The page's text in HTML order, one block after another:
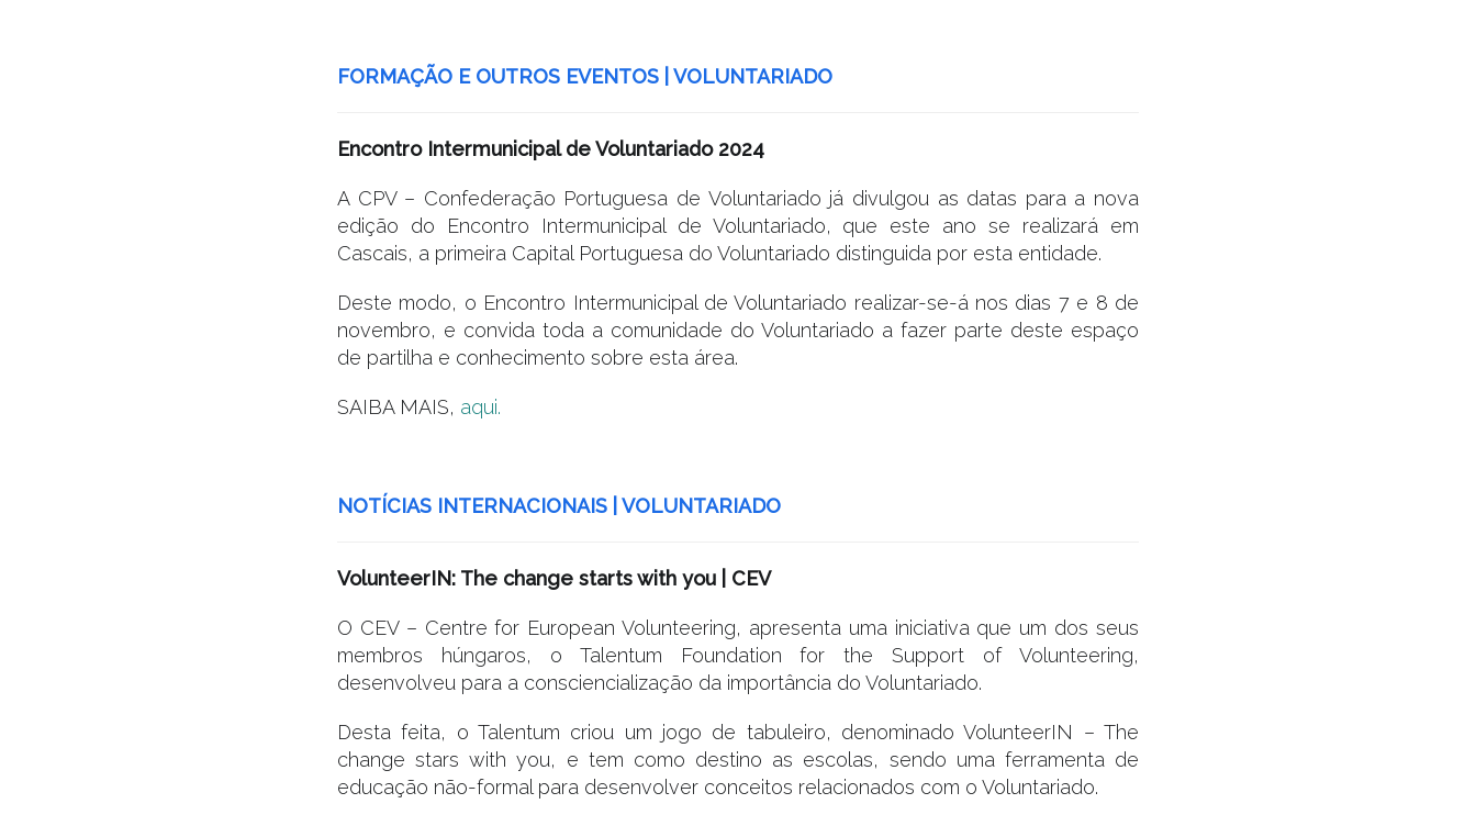
FORMAÇÃO E OUTROS EVENTOS | VOLUNTARIADO
Encontro Intermunicipal de Voluntariado 2024
A CPV – Confederação Portuguesa de Voluntariado já divulgou as datas para a nova
edição do Encontro Intermunicipal de Voluntariado, que este ano se realizará em
Cascais, a primeira Capital Portuguesa do Voluntariado distinguida por esta entidade.
Deste modo, o Encontro Intermunicipal de Voluntariado realizar-se-á nos dias 7 e 8 de
novembro, e convida toda a comunidade do Voluntariado a fazer parte deste espaço
de partilha e conhecimento sobre esta área.
SAIBA MAIS, aqui.
NOTÍCIAS INTERNACIONAIS | VOLUNTARIADO
VolunteerIN: The change starts with you | CEV
O CEV – Centre for European Volunteering, apresenta uma iniciativa que um dos seus
membros húngaros, o Talentum Foundation for the Support of Volunteering,
desenvolveu para a consciencialização da importância do Voluntariado.
Desta feita, o Talentum criou um jogo de tabuleiro, denominado VolunteerIN – The
change stars with you, e tem como destino as escolas, sendo uma ferramenta de
educação não-formal para desenvolver conceitos relacionados com o Voluntariado.